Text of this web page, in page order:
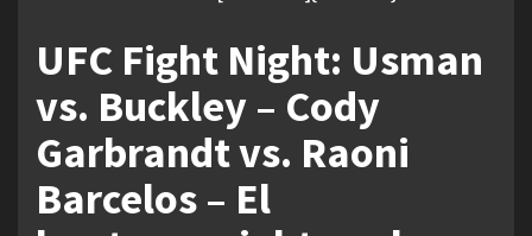
UFC Fight Night: Usman
vs. Buckley – Cody
Garbrandt vs. Raoni
Barcelos – El